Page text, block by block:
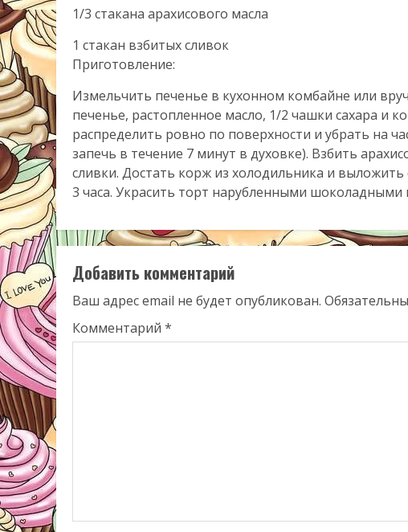
1/3 стакана арахисового масла
1 стакан взбитых сливок
Приготовление:
Измельчить печенье в кухонном комбайне или
печенье, растопленное масло, 1/2 чашки сахара и
распределить ровно по поверхности и убрать на
запечь в течение 7 минут в духовке). Взбить
сливки. Достать корж из холодильника и
3 часа. Украсить торт нарубленными
Добавить комментарий
Ваш адрес email не будет опубликован.
Комментарий *